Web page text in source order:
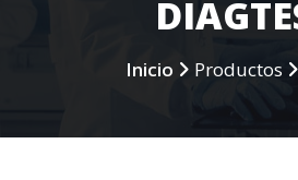
Inicio Productos